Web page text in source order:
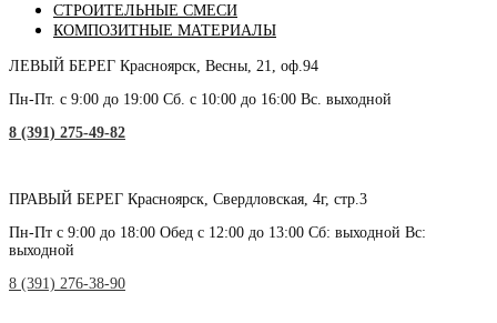
СТРОИТЕЛЬНЫЕ СМЕСИ
КОМПОЗИТНЫЕ МАТЕРИАЛЫ
ЛЕВЫЙ БЕРЕГ Красноярск, Весны, 21, оф.94
Пн-Пт. с 9:00 до 19:00 Сб. с 10:00 до 16:00 Вс. выходной
8 (391) 275-49-82
ПРАВЫЙ БЕРЕГ Красноярск, Свердловская, 4г, стр.3
Пн-Пт с 9:00 до 18:00 Обед с 12:00 до 13:00 Сб: выходной Вс:
выходной
8 (391) 276-38-90